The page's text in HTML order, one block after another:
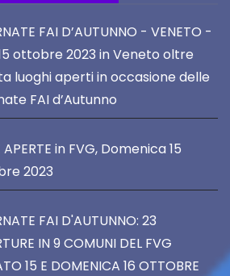
FAI D’AUTUNNO - VENETO -
ottobre 2023 in Veneto oltre
luoghi aperti in occasione delle
FAI d’Autunno
APERTE in FVG, Domenica 15
2023
FAI D'AUTUNNO: 23
IN 9 COMUNI DEL FVG
15 E DOMENICA 16 OTTOBRE